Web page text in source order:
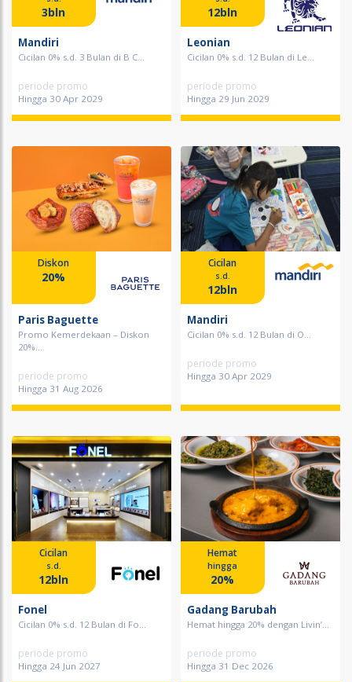
3bln
Mandiri
Cicilan 0% s.d. 3 Bulan di B C...
periode promo
Hingga 30 Apr 2029
12bln
Leonian
Cicilan 0% s.d. 12 Bulan di Le...
periode promo
Hingga 29 Jun 2029
Diskon
20%
Paris Baguette
Promo Kemerdekaan – Diskon
20%...
periode promo
Hingga 31 Aug 2026
Cicilan
s.d.
12bln
Mandiri
Cicilan 0% s.d. 12 Bulan di O...
periode promo
Hingga 30 Apr 2029
Cicilan
s.d.
12bln
Fonel
Cicilan 0% s.d. 12 Bulan di Fo...
periode promo
Hingga 24 Jun 2027
Hemat
hingga
20%
Gadang Barubah
Hemat hingga 20% dengan Livin’...
periode promo
Hingga 31 Dec 2026